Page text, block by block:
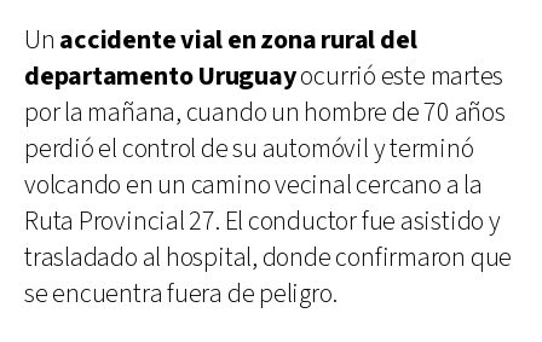
Un accidente vial en zona rural del
departamento Uruguayocurrió este martes
por la mañana, cuando un hombre de 70 años
perdió el control de su automóvil y terminó
volcando en un camino vecinal cercano a la
Ruta Provincial 27. El conductor fue asistido y
trasladado al hospital, donde confirmaron que
se encuentra fuera de peligro.